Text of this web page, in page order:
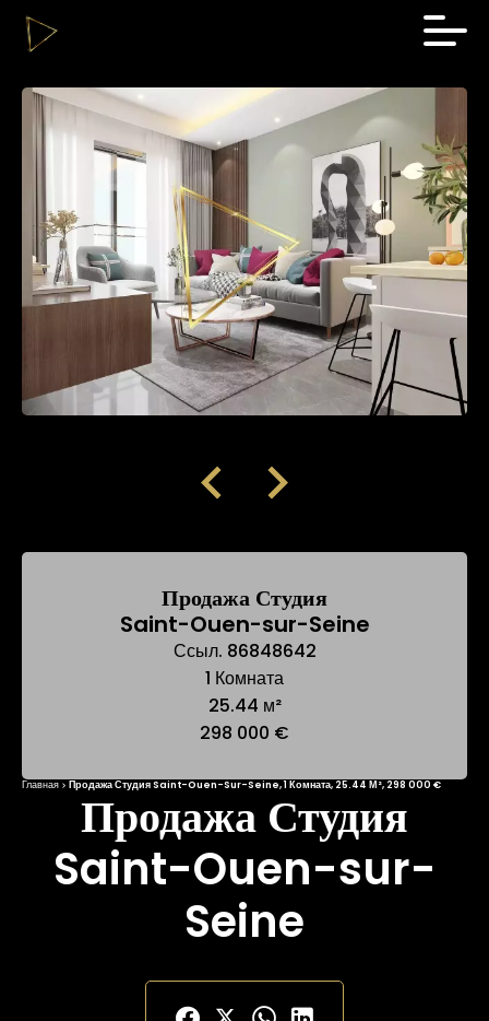
Продажа Студия
Saint-Ouen-sur-Seine
Ссыл. 86848642
1 Комната
25.44 м²
298 000 €
Главная Продажа Студия Saint-Ouen-Sur-Seine, 1 Комната, 25.44 М², 298 000 €
Продажа Студия
Saint-Ouen-sur-
Seine